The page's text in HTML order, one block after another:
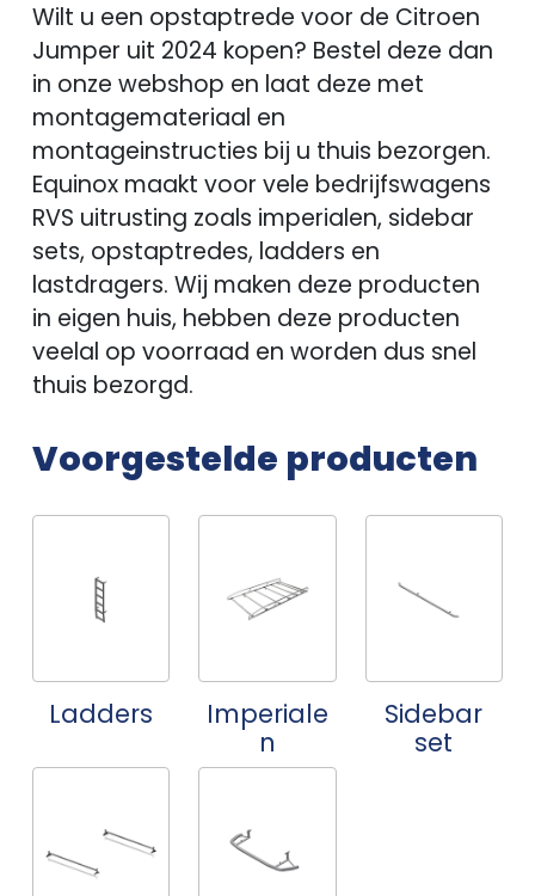
Wilt u een opstaptrede voor de Citroen
Jumper uit 2024 kopen? Bestel deze dan
in onze webshop en laat deze met
montagemateriaal en
montageinstructies bij u thuis bezorgen.
Equinox maakt voor vele bedrijfswagens
RVS uitrusting zoals imperialen, sidebar
sets, opstaptredes, ladders en
lastdragers. Wij maken deze producten
in eigen huis, hebben deze producten
veelal op voorraad en worden dus snel
thuis bezorgd.
Voorgestelde producten
Ladders
Imperiale
n
Sidebar
set